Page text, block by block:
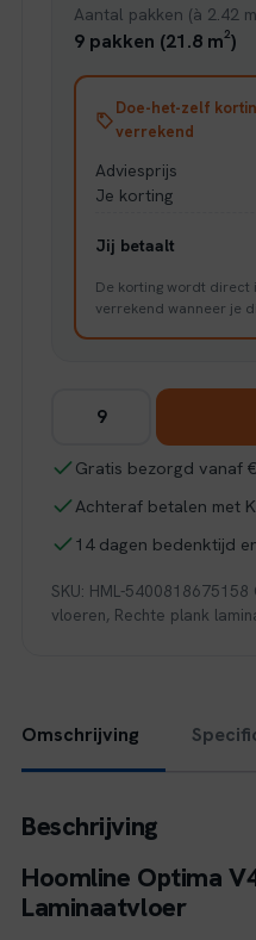
Aantal pakken (à 2.42
9 pakken (21.8 m²)
Doe-het-zelf
verrekend
Adviesprijs
Je korting
Jij betaalt
De korting wordt direct
verrekend wanneer je
Optima
V4
4936
aantal
Gratis bezorgd vanaf
Achteraf betalen met
14 dagen bedenktijd
SKU: HML-5400818675158
vloeren, Rechte plank
Omschrijving
Beschrijving
Hoomline Optima
Laminaatvloer